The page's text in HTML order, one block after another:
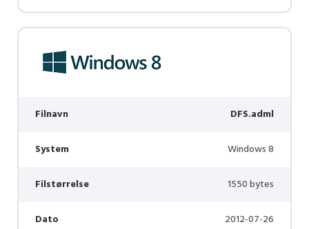
Filnavn DFS.adml
System Windows 8
Filstørrelse 1550 bytes
Dato 2012-07-26